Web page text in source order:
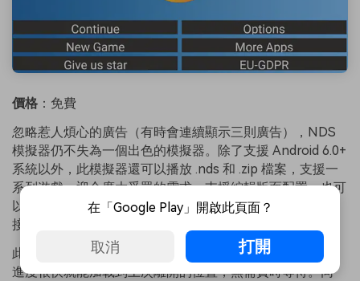
價格 ：免費
忽略惹人煩心的廣告（有時會連續顯示三則廣告），NDS
模擬器仍不失為一個出色的模擬器。除了支援 Android 6.0+
系統以外，此模擬器還可以播放 .nds 和 .zip 檔案，支援一
系列遊戲，迎合廣大受眾的需求。支援編輯版面配置，也可
以自訂控制項。NDS 模擬器的玩家還可以將外部控制器連
接到手機。
此外，NDS 模擬器使用者可以儲存和加載遊戲狀態，遊戲
進度很快就能加載到上次離開的位置，無需費時等待。同
在「Google Play」開啟此頁面？
取消 打開